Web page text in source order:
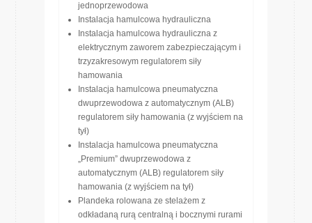
jednoprzewodowa
Instalacja hamulcowa hydrauliczna
Instalacja hamulcowa hydrauliczna z
elektrycznym zaworem zabezpieczającym i
trzyzakresowym regulatorem siły
hamowania
Instalacja hamulcowa pneumatyczna
dwuprzewodowa z automatycznym (ALB)
regulatorem siły hamowania (z wyjściem na
tył)
Instalacja hamulcowa pneumatyczna
„Premium” dwuprzewodowa z
automatycznym (ALB) regulatorem siły
hamowania (z wyjściem na tył)
Plandeka rolowana ze stelażem z
odkładaną rurą centralną i bocznymi rurami